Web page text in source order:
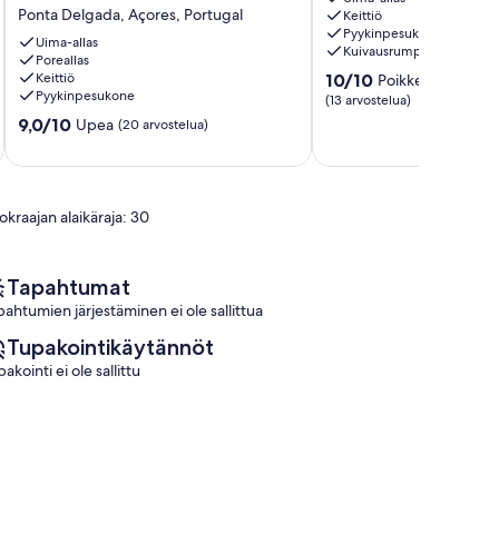
luonnollisella
uima-
altaalla,
patio
ja
grilli
Delgada,
Ponta Delgada, Açores, Portugal
Uima-allas
Poreallas
Keittiö
Pyykinpesukone
9.0
10,
arvostelua)
9,0/10 Upea (20 arvostelua)
Ponta
Delgada
Keittiö
Pyykinpesukone
Kuivausrumpu
10.0
kautta
10/10 Poikkeuksellisen
(13 arvostelua)
alaikäraja: 30
Tapahtumat
järjestäminen ei ole sallittua
Tupakointikäytännöt
ei ole sallittu